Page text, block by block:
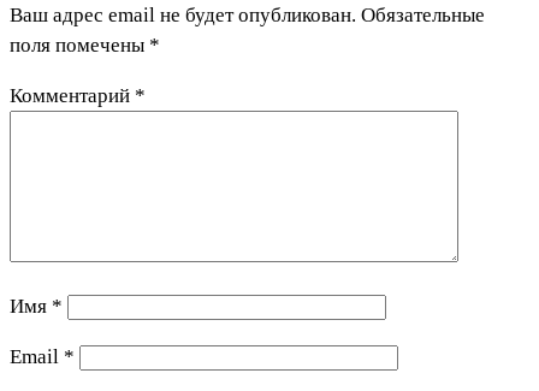
Ваш адрес email не будет опубликован. Обязательные
поля помечены *
Комментарий *
Имя *
Email *